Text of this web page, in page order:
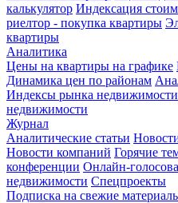
калькулятор Индексация
риелтор - покупка квартиры
квартиры
Аналитика
Цены на квартиры на графике
Динамика цен по районам
Индексы рынка недвижимости
недвижимости
Журнал
Аналитические статьи
Новости компаний Горячие
конференции Онлайн-
недвижимости Спецпроекты
Подписка на свежие